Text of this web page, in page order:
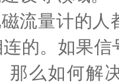
量计的人
的。如果
那么如何解